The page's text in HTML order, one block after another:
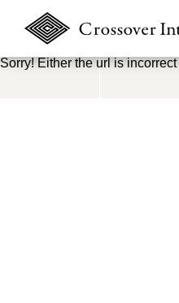
Sorry! Either the url is